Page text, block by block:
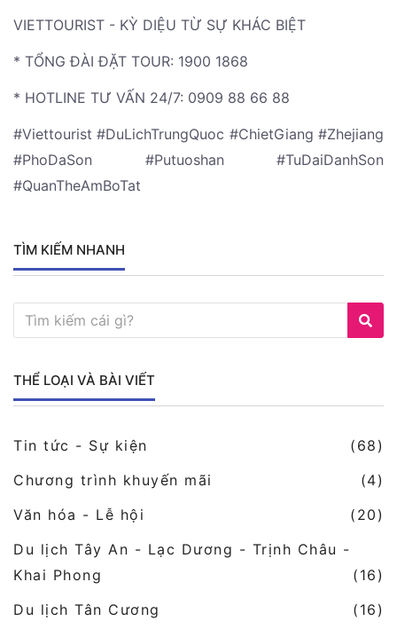
VIETTOURIST - KỲ DIỆU TỪ SỰ KHÁC BIỆT
* TỔNG ĐÀI ĐẶT TOUR: 1900 1868
* HOTLINE TƯ VẤN 24/7: 0909 88 66 88
#Viettourist #DuLichTrungQuoc #ChietGiang #Zhejiang
#PhoDaSon #Putuoshan #TuDaiDanhSon
#QuanTheAmBoTat
TÌM KIẾM NHANH
THỂ LOẠI VÀ BÀI VIẾT
Tin tức - Sự kiện
(68)
Chương trình khuyến mãi
(4)
Văn hóa - Lễ hội
(20)
Du lịch Tây An - Lạc Dương - Trịnh Châu -
Khai Phong
(16)
Du lịch Tân Cương
(16)